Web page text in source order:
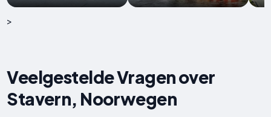
>
Veelgestelde Vragen over
Stavern, Noorwegen